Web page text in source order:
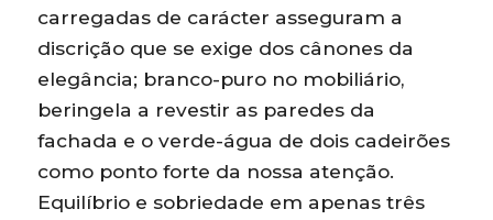
carregadas de carácter asseguram a
discrição que se exige dos cânones da
elegância; branco-puro no mobiliário,
beringela a revestir as paredes da
fachada e o verde-água de dois cadeirões
como ponto forte da nossa atenção.
Equilíbrio e sobriedade em apenas três